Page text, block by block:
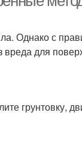
Однако с
для
грунтовку,